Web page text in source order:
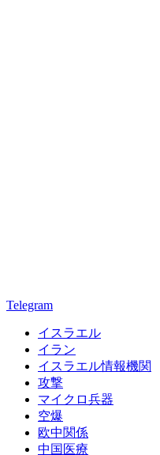
Telegram
イスラエル
イラン
イスラエル情報機関
攻撃
マイクロ兵器
空爆
欧中関係
中国医療